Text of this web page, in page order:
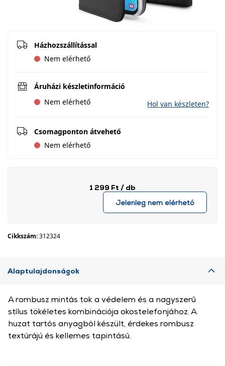
Házhozszállítással
Nem elérhető
Áruházi készletinformáció
Nem elérhető
Hol van készleten?
Csomagponton átvehető
Nem elérhető
1 299 Ft / db
Jelenleg nem elérhető
Cikkszám:312324
Alaptulajdonságok
A rombusz mintás tok a védelem és a nagyszerű
stílus tökéletes kombinációja okostelefonjához. A
huzat tartós anyagból készült, érdekes rombusz
textúrájú és kellemes tapintású.